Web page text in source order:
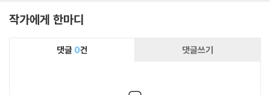
작가에게 한마디
댓글 0건 댓글쓰기